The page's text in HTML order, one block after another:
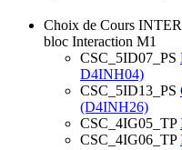
Choix de Cours
bloc Interaction M1
CSC_5ID07_PS
D4INH04)
CSC_5ID13_PS
(D4INH26)
CSC_4IG05_TP
CSC_4IG06_TP